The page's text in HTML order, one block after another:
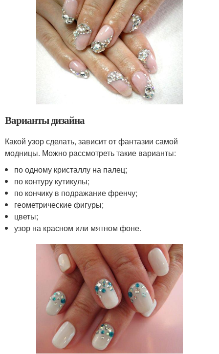
Варианты дизайна
Какой узор сделать, зависит от фантазии самой
модницы. Можно рассмотреть такие варианты:
по одному кристаллу на палец;
по контуру кутикулы;
по кончику в подражание френчу;
геометрические фигуры;
цветы;
узор на красном или мятном фоне.